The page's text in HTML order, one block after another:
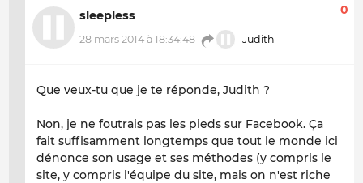
sleepless
28 mars 2014 à 18:34:48 Judith
0
Que veux-tu que je te réponde, Judith ?
Non, je ne foutrais pas les pieds sur Facebook. Ça
fait suffisamment longtemps que tout le monde ici
dénonce son usage et ses méthodes (y compris le
site, y compris l'équipe du site, mais on n'est riche